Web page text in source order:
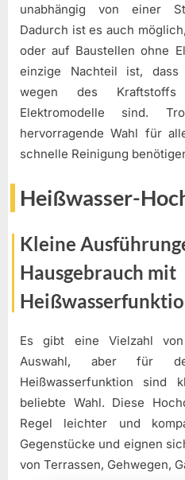
unabhängig von einer
Dadurch ist es auch
oder auf Baustellen ohne
einzige Nachteil ist, dass
wegen des
Elektromodelle sind.
hervorragende Wahl für
schnelle Reinigung
Heißwasser-
Kleine
Hausgebrauch mit
Es gibt eine Vielzahl
Auswahl, aber für
Heißwasserfunktion sind
beliebte Wahl. Diese
Regel leichter und
Gegenstücke und eignen
von Terrassen, Gehwegen,